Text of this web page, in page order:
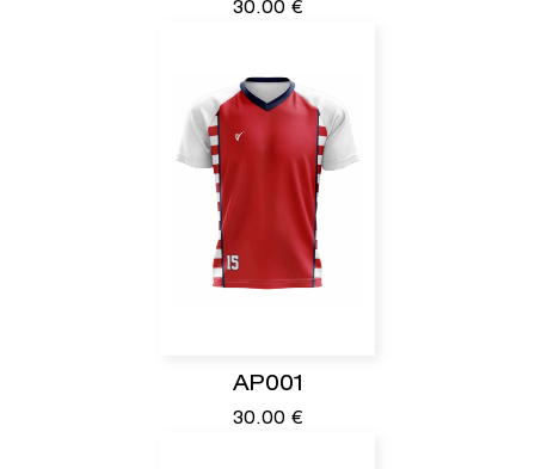
30.00 €
AP001
30.00 €